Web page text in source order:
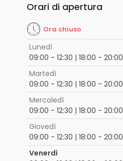
Orari di apertura
Ora chiuso
Lunedì
09:00 - 12:30 | 18:00 - 20:00
Martedì
09:00 - 12:30 | 18:00 - 20:00
Mercoledì
09:00 - 12:30 | 18:00 - 20:00
Giovedì
09:00 - 12:30 | 18:00 - 20:00
Venerdì